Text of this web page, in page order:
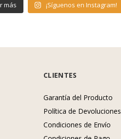
más ¡Síguenos en Instagram!
CLIENTES
Garantía del Producto
Política de Devoluciones
Condiciones de Envío